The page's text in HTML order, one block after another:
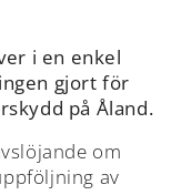
i en enkel
gjort för
på Åland.
om
av